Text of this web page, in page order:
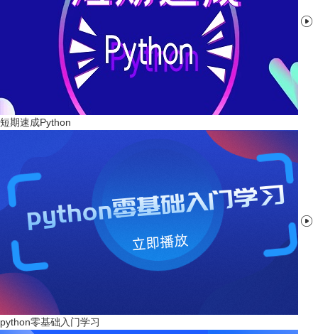

短期速成Python

python零基础入门学习